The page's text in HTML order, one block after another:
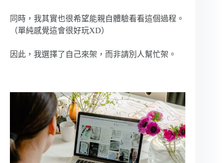
同時，我其實也很希望能親自體驗看看這個過程。
（單純感覺這會很好玩XD）
因此，我選擇了自己來架，而非請別人幫忙架。